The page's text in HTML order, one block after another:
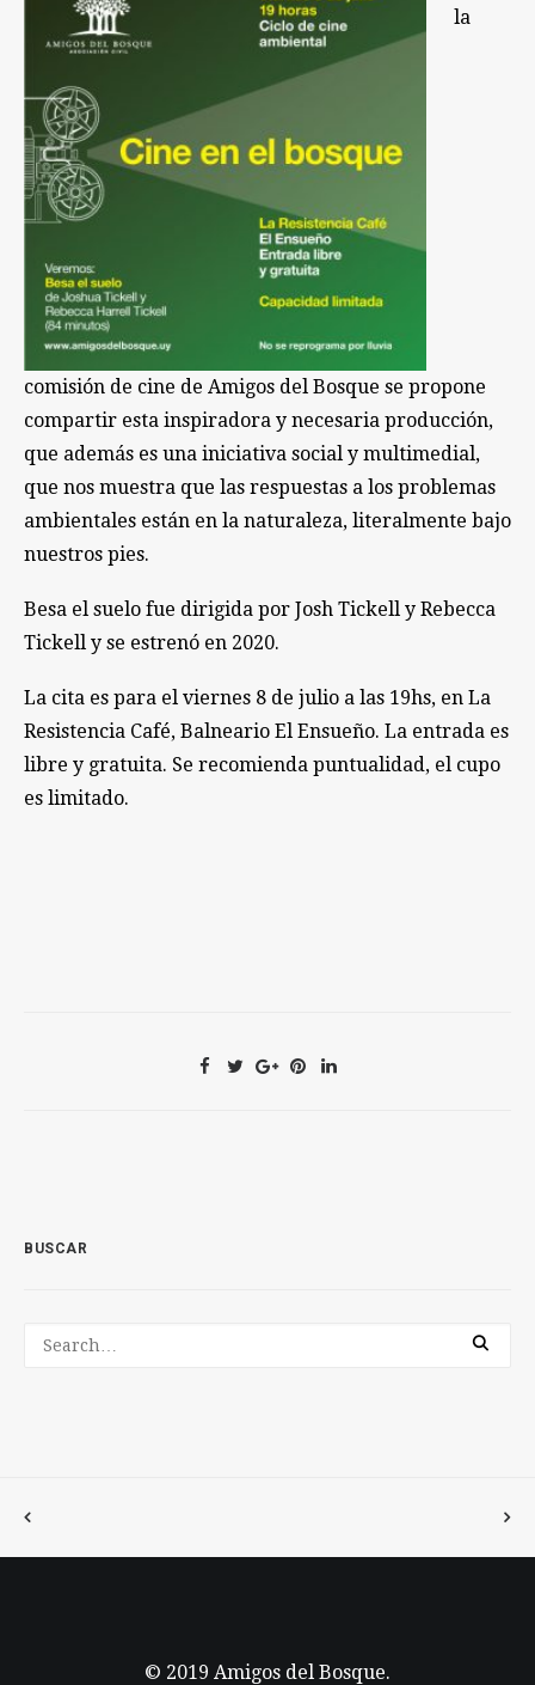
la
comisión de cine de Amigos del Bosque se propone
compartir esta inspiradora y necesaria producción,
que además es una iniciativa social y multimedial,
que nos muestra que las respuestas a los problemas
ambientales están en la naturaleza, literalmente bajo
nuestros pies.
Besa el suelo fue dirigida por Josh Tickell y Rebecca
Tickell y se estrenó en 2020.
La cita es para el viernes 8 de julio a las 19hs, en La
Resistencia Café, Balneario El Ensueño. La entrada es
libre y gratuita. Se recomienda puntualidad, el cupo
es limitado.
BUSCAR
© 2019 Amigos del Bosque.